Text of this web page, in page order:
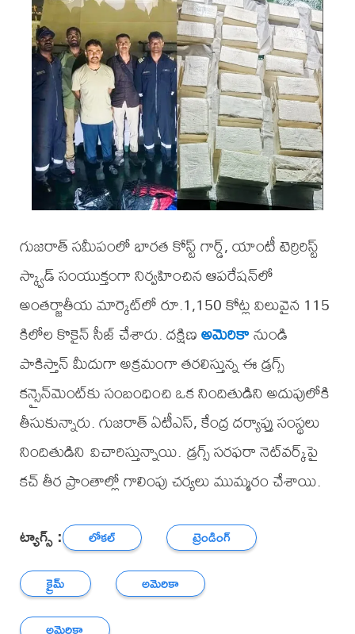
గుజరాత్ సమీపంలో భారత కోస్ట్ గార్డ్, యాంటీ టెర్రిరిస్ట్
స్క్వాడ్ సంయుక్తంగా నిర్వహించిన ఆపరేషన్‌లో
అంతర్జాతీయ మార్కెట్‌లో రూ.1,150 కోట్ల విలువైన 115
కిలోల కొకైన్ సీజ్ చేశారు. దక్షిణఅమెరికానుండి
పాకిస్తాన్ మీదుగా అక్రమంగా తరలిస్తున్న ఈ డ్రగ్స్
కన్సైన్‌మెంట్‌కు సంబంధించి ఒక నిందితుడిని అదుపులోకి
తీసుకున్నారు. గుజరాత్ ఏటీఎస్, కేంద్ర దర్యాప్తు సంస్థలు
నిందితుడిని విచారిస్తున్నాయి. డ్రగ్స్ సరఫరా నెట్‌వర్క్‌పై
కచ్ తీర ప్రాంతాల్లో గాలింపు చర్యలు ముమ్మరం చేశాయి.
ట్యాగ్స్ : లోకల్
ట్రెండింగ్
క్రైమ్
అమెరికా
అమెరికా